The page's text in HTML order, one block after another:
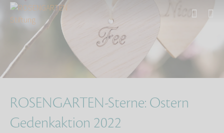
Über uns
ROSENGARTEN-Sterne: Ostern Gedenkaktion 2022
ROSENGARTEN-Sterne: Ostern
Gedenkaktion 2022